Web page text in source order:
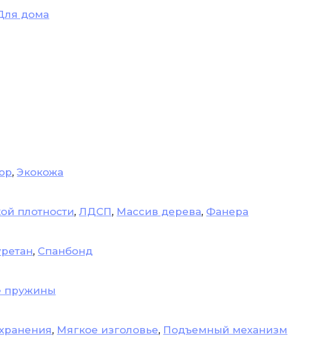
дома
,Экокожа
плотности,ЛДСП, Массив дерева, Фанера
, Спанбонд
пружины
, Мягкое изголовье, Подъемный механизм